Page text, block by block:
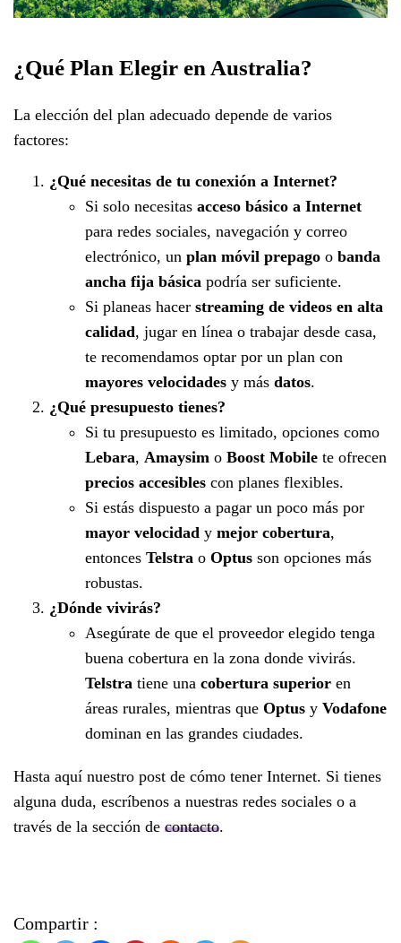
¿Qué Plan Elegir en Australia?
La elección del plan adecuado depende de varios
factores:
¿Qué necesitas de tu conexión a Internet?
Si solo necesitas acceso básico a Internet
para redes sociales, navegación y correo
electrónico, un plan móvil prepago o banda
ancha fija básica podría ser suficiente.
Si planeas hacer streaming de videos en alta
calidad, jugar en línea o trabajar desde casa,
te recomendamos optar por un plan con
mayores velocidades y más datos.
¿Qué presupuesto tienes?
Si tu presupuesto es limitado, opciones como
Lebara, Amaysim o Boost Mobile te ofrecen
precios accesibles con planes flexibles.
Si estás dispuesto a pagar un poco más por
mayor velocidad y mejor cobertura,
entonces Telstra o Optus son opciones más
robustas.
¿Dónde vivirás?
Asegúrate de que el proveedor elegido tenga
buena cobertura en la zona donde vivirás.
Telstra tiene una cobertura superior en
áreas rurales, mientras que Optus y Vodafone
dominan en las grandes ciudades.
Hasta aquí nuestro post de cómo tener Internet. Si tienes
alguna duda, escríbenos a nuestras redes sociales o a
través de la sección de contacto.
Compartir :